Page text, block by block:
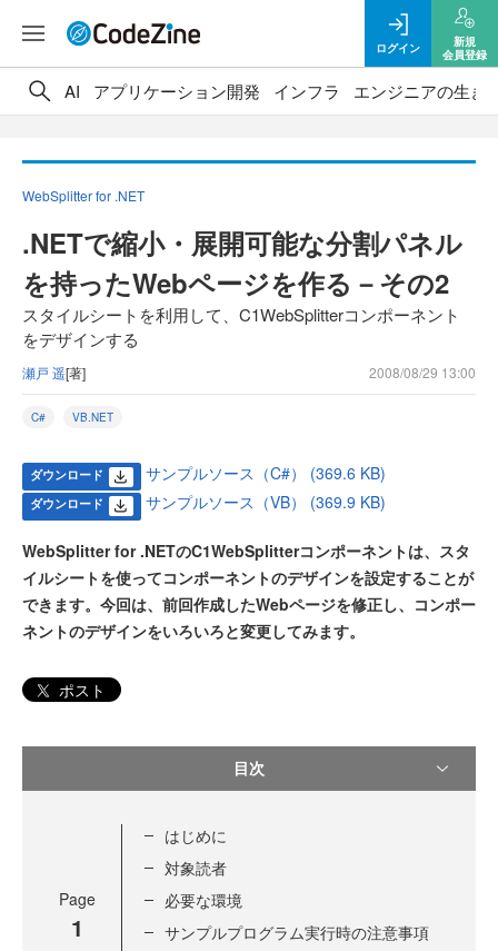
ログイン
新規
会員登録
AI アプリケーション開発 インフラ エンジニアの生き
WebSplitter for .NET
.NETで縮小・展開可能な分割パネル
を持ったWebページを作る－その2
スタイルシートを利用して、C1WebSplitterコンポーネント
をデザインする
瀬戸 遥[著] 2008/08/29 13:00
C# VB.NET
ダウンロード サンプルソース（C#） (369.6 KB)
ダウンロード サンプルソース（VB） (369.9 KB)
WebSplitter for .NETのC1WebSplitterコンポーネントは、スタ
イルシートを使ってコンポーネントのデザインを設定することが
できます。今回は、前回作成したWebページを修正し、コンポー
ネントのデザインをいろいろと変更してみます。
ポスト
目次
Page
1
はじめに
対象読者
必要な環境
サンプルプログラム実行時の注意事項